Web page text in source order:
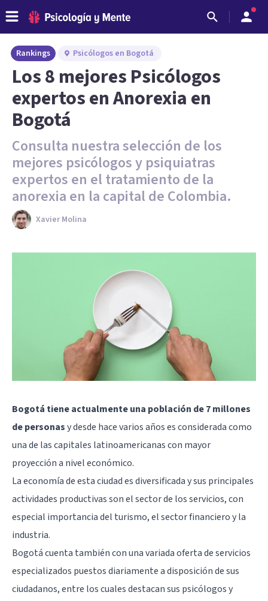
Rankings Psicólogos en Bogotá
Los 8 mejores Psicólogos
expertos en Anorexia en
Bogotá
Consulta nuestra selección de los
mejores psicólogos y psiquiatras
expertos en el tratamiento de la
anorexia en la capital de Colombia.
Xavier Molina
Bogotá tiene actualmente una población de 7 millones
de personasy desde hace varios años es considerada como
una de las capitales latinoamericanas con mayor
proyección a nivel económico.
La economía de esta ciudad es diversificada y sus principales
actividades productivas son el sector de los servicios, con
especial importancia del turismo, el sector financiero y la
industria.
Bogotá cuenta también con una variada oferta de servicios
especializados puestos diariamente a disposición de sus
ciudadanos, entre los cuales destacan sus psicólogos y